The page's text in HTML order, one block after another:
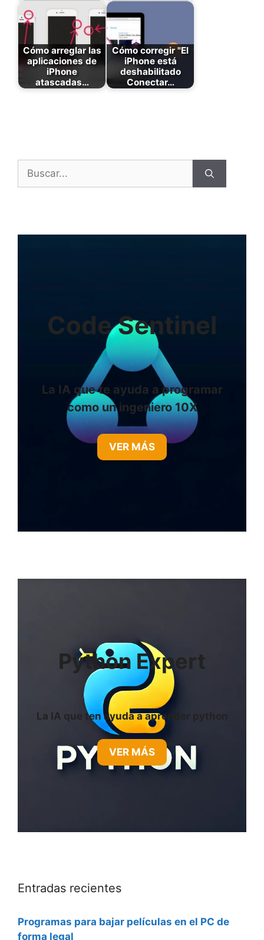
Cómo arreglar las
aplicaciones de
iPhone
atascadas…
Cómo corregir "El
iPhone está
deshabilitado
Conectar…
Buscar:
Code Sentinel
La IA que te ayuda a programar
como un ingeniero 10X
VER MÁS
Python Expert
La IA que ten ayuda a aprender python
VER MÁS
Entradas recientes
Programas para bajar películas en el PC de
forma legal